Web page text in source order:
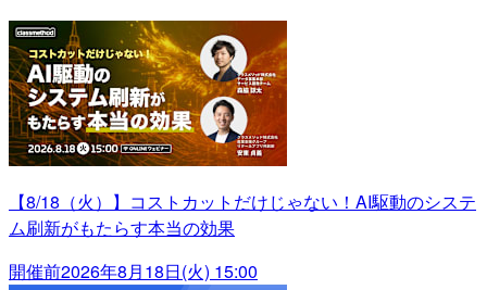
【8/18（火）】コストカットだけじゃない！AI駆動のシステ
ム刷新がもたらす本当の効果
開催前2026年8月18日(火) 15:00